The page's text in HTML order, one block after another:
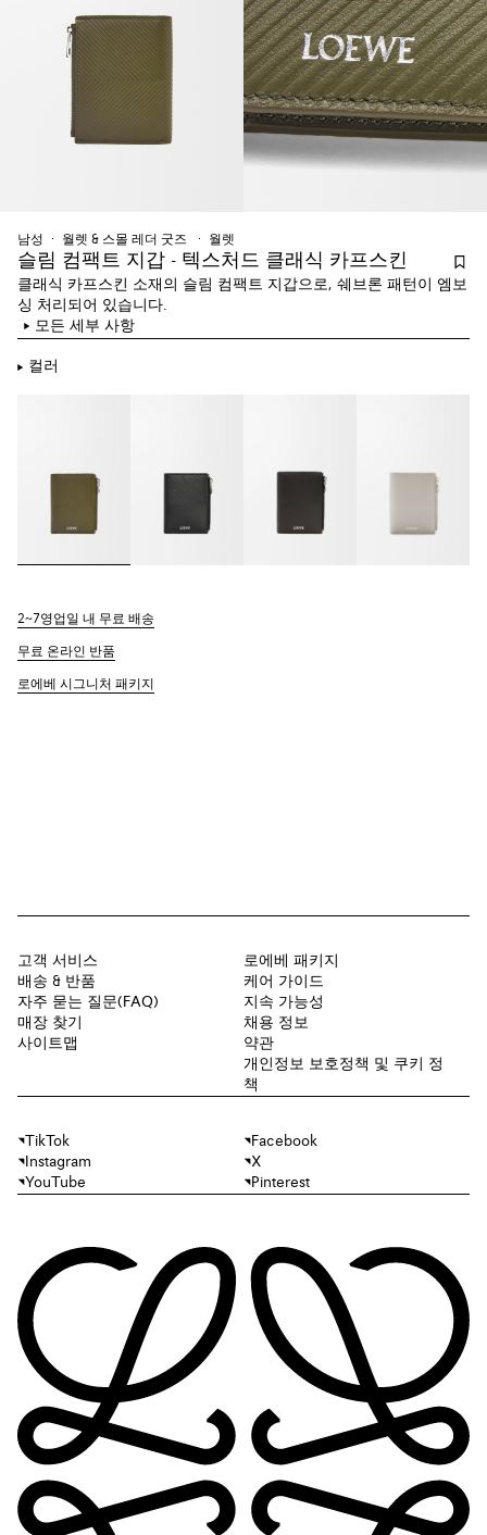
남성 월렛 & 스몰 레더 굿즈 ​ 월렛​
슬림 컴팩트 지갑 - 텍스처드 클래식 카프스킨
클래식 카프스킨 소재의 슬림 컴팩트 지갑으로, 쉐브론 패턴이 엠보
싱 처리되어 있습니다.
모든 세부 사항
컬러
2~7영업일 내 무료 배송
무료 온라인 반품
로에베 시그니처 패키지
고객 서비스
배송 & 반품
자주 묻는 질문(FAQ)
매장 찾기
사이트맵
로에베 패키지
케어 가이드
지속 가능성
채용 정보
약관
개인정보 보호정책 및 쿠키 정
책
TikTok
Facebook
Instagram
X
YouTube
Pinterest